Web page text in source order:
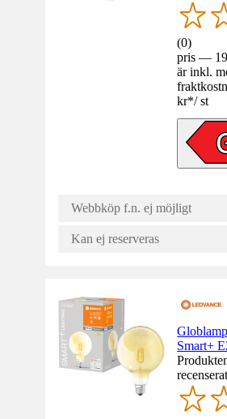
(0)
pris —
är inkl.
kr*/ st
Webbköp f.n. ej möjligt
Kan ej reserveras
Smart+